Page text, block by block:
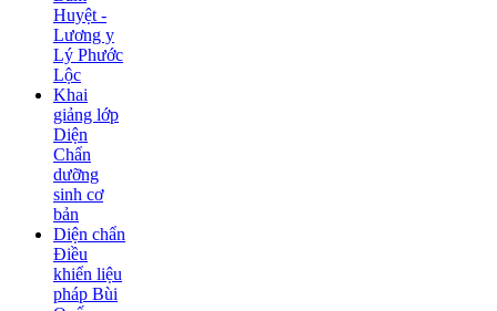
Huyệt -
Lương y
Lý Phước
Lộc
Khai
giảng lớp
Diện
Chẩn
dưỡng
sinh cơ
bản
Diện chẩn
Điều
khiển liệu
pháp Bùi